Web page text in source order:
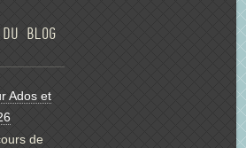
blog
Ados et
de